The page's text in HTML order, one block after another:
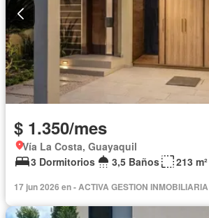
$ 1.350/mes
Vía La Costa, Guayaquil
3 Dormitorios
3,5 Baños 213 m²
17 jun 2026 en - ACTIVA GESTION INMOBILIARIA